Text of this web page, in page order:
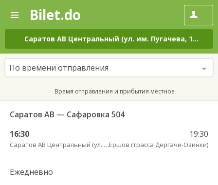
—
Поиск
и
покупка
билетов
на
автобус
онлайн
Bilet.do
Саратов АВ Центральный (ул. им. Пугачева, 179 А)
По времени отправления
Время отправления и прибытия местное
Саратов АВ — Сафаровка 504
16:30
Саратов АВ Центральный (ул. им. Пугачева, 179 А)
19:30
Ершов (трасса Дергачи-Озинки)
Ежедневно